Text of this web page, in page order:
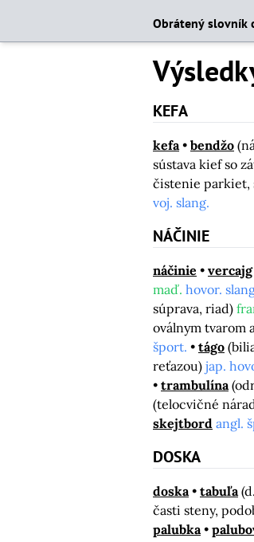
Obrátený slovník
KEFA
kefa bendžo
sústava kief so
čistenie parkiet,
voj. slang.
NÁČINIE
náčinie vercajg
maď. hovor.
súprava, riad)
oválnym tvarom
šport.
tágo
reťazou) jap.
trambulína
(telocvičné
skejtbord angl.
DOSKA
doska tabuľa
časti steny,
palubka